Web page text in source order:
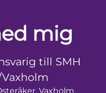
mig
till SMH
Vaxholm